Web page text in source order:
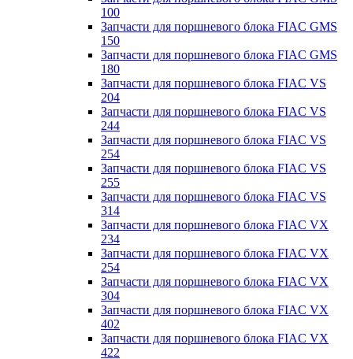
100
Запчасти для поршневого блока FIAC GMS
150
Запчасти для поршневого блока FIAC GMS
180
Запчасти для поршневого блока FIAC VS
204
Запчасти для поршневого блока FIAC VS
244
Запчасти для поршневого блока FIAC VS
254
Запчасти для поршневого блока FIAC VS
255
Запчасти для поршневого блока FIAC VS
314
Запчасти для поршневого блока FIAC VX
234
Запчасти для поршневого блока FIAC VX
254
Запчасти для поршневого блока FIAC VX
304
Запчасти для поршневого блока FIAC VX
402
Запчасти для поршневого блока FIAC VX
422